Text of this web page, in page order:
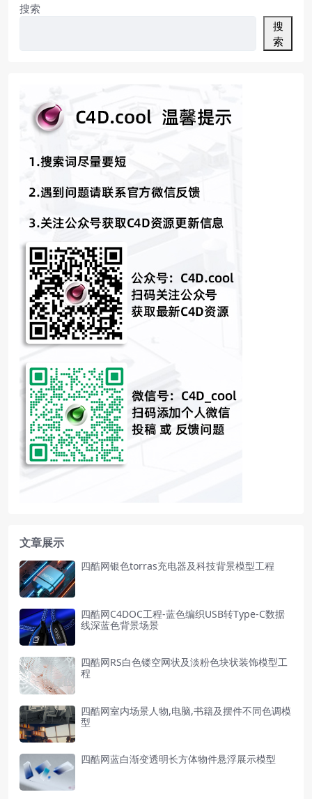
搜索
搜
索
文章展示
四酷网银色torras充电器及科技背景模型工程
四酷网C4DOC工程-蓝色编织USB转Type-C数据
线深蓝色背景场景
四酷网RS白色镂空网状及淡粉色块状装饰模型工
程
四酷网室内场景人物,电脑,书籍及摆件不同色调模
型
四酷网蓝白渐变透明长方体物件悬浮展示模型